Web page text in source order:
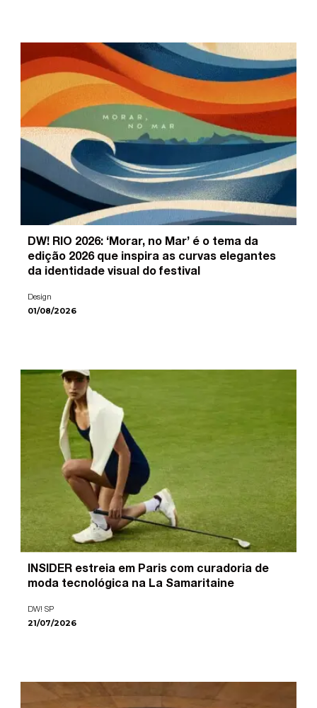
DW! RIO 2026: ‘Morar, no Mar’ é o tema da
edição 2026 que inspira as curvas elegantes
da identidade visual do festival
Design
01/08/2026
INSIDER estreia em Paris com curadoria de
moda tecnológica na La Samaritaine
DW! SP
21/07/2026